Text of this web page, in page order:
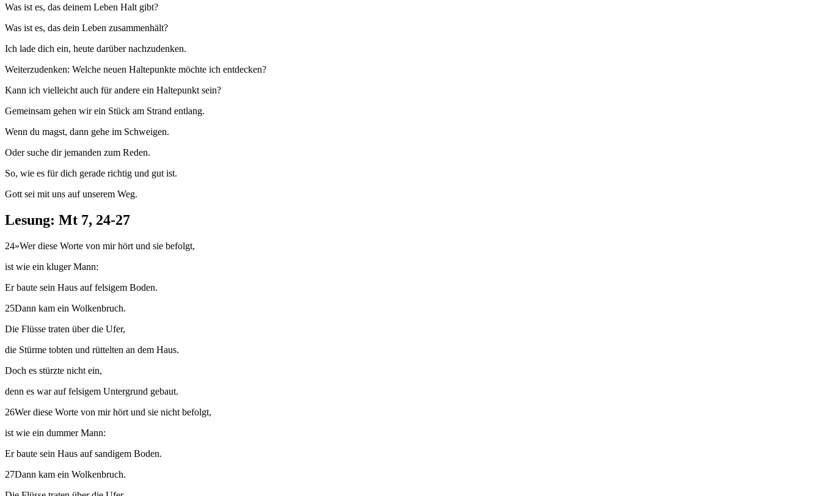
Was ist es, das deinem Leben Halt gibt?
Was ist es, das dein Leben zusammenhält?
Ich lade dich ein, heute darüber nachzudenken.
Weiterzudenken: Welche neuen Haltepunkte möchte ich entdecken?
Kann ich vielleicht auch für andere ein Haltepunkt sein?
Gemeinsam gehen wir ein Stück am Strand entlang.
Wenn du magst, dann gehe im Schweigen.
Oder suche dir jemanden zum Reden.
So, wie es für dich gerade richtig und gut ist.
Gott sei mit uns auf unserem Weg.
Lesung: Mt 7, 24-27
24»Wer diese Worte von mir hört und sie befolgt,
ist wie ein kluger Mann:
Er baute sein Haus auf felsigem Boden.
25Dann kam ein Wolkenbruch.
Die Flüsse traten über die Ufer,
die Stürme tobten und rüttelten an dem Haus.
Doch es stürzte nicht ein,
denn es war auf felsigem Untergrund gebaut.
26Wer diese Worte von mir hört und sie nicht befolgt,
ist wie ein dummer Mann:
Er baute sein Haus auf sandigem Boden.
27Dann kam ein Wolkenbruch.